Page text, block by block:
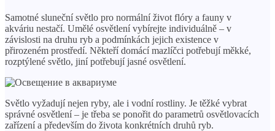
Samotné sluneční světlo pro normální život flóry a fauny v
akváriu nestačí. Umělé osvětlení vybírejte individuálně – v
závislosti na druhu ryb a podmínkách jejich existence v
přirozeném prostředí. Někteří domácí mazlíčci potřebují měkké,
rozptýlené světlo, jiní potřebují jasné osvětlení.
Světlo vyžadují nejen ryby, ale i vodní rostliny. Je těžké vybrat
správné osvětlení – je třeba se ponořit do parametrů osvětlovacích
zařízení a především do života konkrétních druhů ryb.